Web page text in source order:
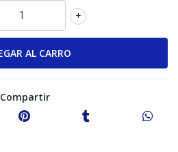
+
Compartir